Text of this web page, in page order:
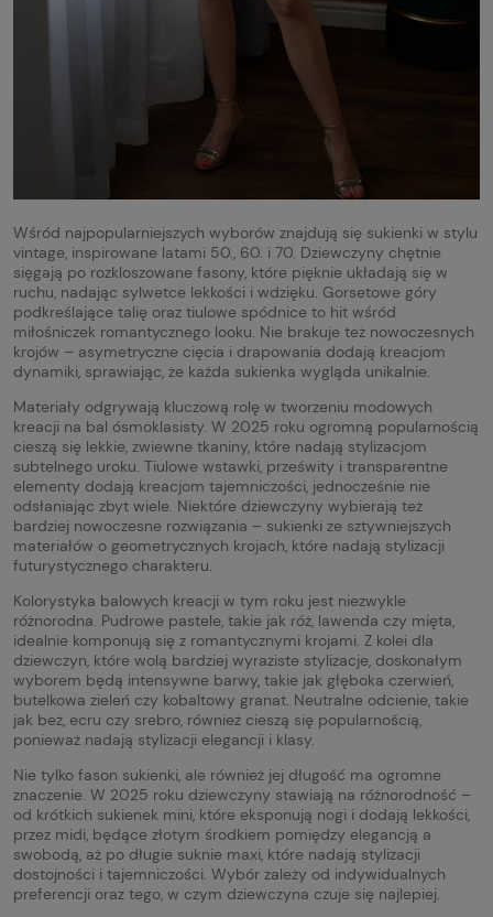
Wśród najpopularniejszych wyborów znajdują się sukienki w stylu
vintage, inspirowane latami 50., 60. i 70. Dziewczyny chętnie
sięgają po rozkloszowane fasony, które pięknie układają się w
ruchu, nadając sylwetce lekkości i wdzięku. Gorsetowe góry
podkreślające talię oraz tiulowe spódnice to hit wśród
miłośniczek romantycznego looku. Nie brakuje też nowoczesnych
krojów – asymetryczne cięcia i drapowania dodają kreacjom
dynamiki, sprawiając, że każda sukienka wygląda unikalnie.
Materiały odgrywają kluczową rolę w tworzeniu modowych
kreacji na bal ósmoklasisty. W 2025 roku ogromną popularnością
cieszą się lekkie, zwiewne tkaniny, które nadają stylizacjom
subtelnego uroku. Tiulowe wstawki, prześwity i transparentne
elementy dodają kreacjom tajemniczości, jednocześnie nie
odsłaniając zbyt wiele. Niektóre dziewczyny wybierają też
bardziej nowoczesne rozwiązania – sukienki ze sztywniejszych
materiałów o geometrycznych krojach, które nadają stylizacji
futurystycznego charakteru.
Kolorystyka balowych kreacji w tym roku jest niezwykle
różnorodna. Pudrowe pastele, takie jak róż, lawenda czy mięta,
idealnie komponują się z romantycznymi krojami. Z kolei dla
dziewczyn, które wolą bardziej wyraziste stylizacje, doskonałym
wyborem będą intensywne barwy, takie jak głęboka czerwień,
butelkowa zieleń czy kobaltowy granat. Neutralne odcienie, takie
jak beż, ecru czy srebro, również cieszą się popularnością,
ponieważ nadają stylizacji elegancji i klasy.
Nie tylko fason sukienki, ale również jej długość ma ogromne
znaczenie. W 2025 roku dziewczyny stawiają na różnorodność –
od krótkich sukienek mini, które eksponują nogi i dodają lekkości,
przez midi, będące złotym środkiem pomiędzy elegancją a
swobodą, aż po długie suknie maxi, które nadają stylizacji
dostojności i tajemniczości. Wybór zależy od indywidualnych
preferencji oraz tego, w czym dziewczyna czuje się najlepiej.